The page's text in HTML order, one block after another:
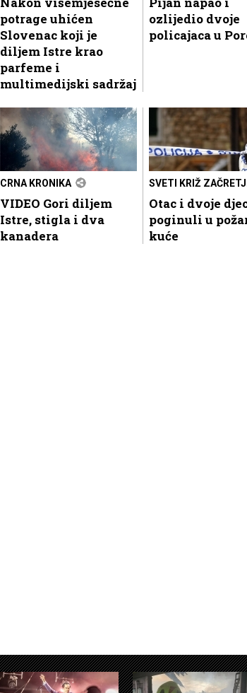
potrage uhićen
Slovenac koji je
diljem Istre krao
parfeme i
multimedijski sadržaj
ozlijedio dvoje
policajaca u
CRNA KRONIKA
VIDEO Gori diljem
Istre, stigla i dva
kanadera
SVETI KRIŽ
Otac i dvoje
poginuli u
kuće